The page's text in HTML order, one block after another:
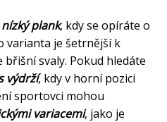
nízký plank, kdy se opíráte o
varianta je šetrnější k
svaly. Pokud hledáte
výdrží, kdy v horní pozici
sportovci mohou
variacemi, jako je